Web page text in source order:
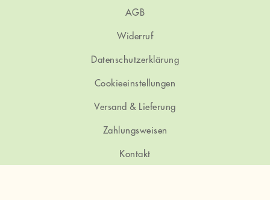
AGB
Widerruf
Datenschutzerklärung
Cookieeinstellungen
Versand & Lieferung
Zahlungsweisen
Kontakt